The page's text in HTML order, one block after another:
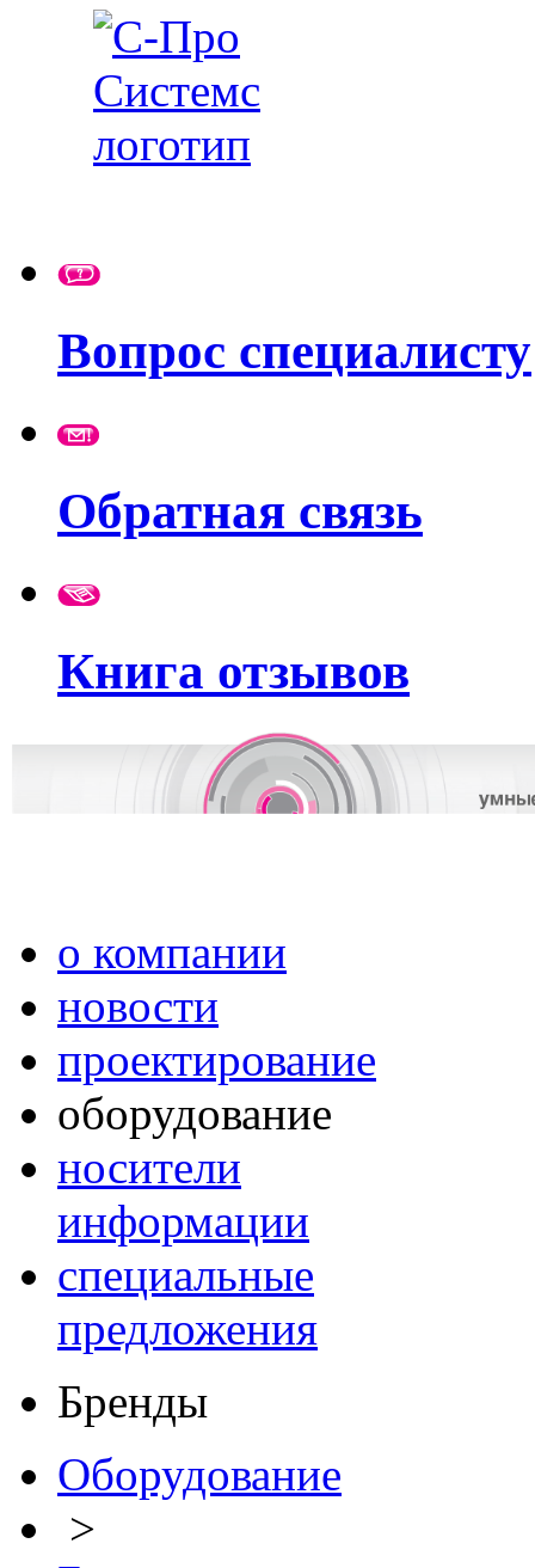
Вопрос специалисту
Обратная связь
Книга отзывов
о компании
новости
проектирование
оборудование
носители
информации
специальные
предложения
Бренды
Оборудование
>